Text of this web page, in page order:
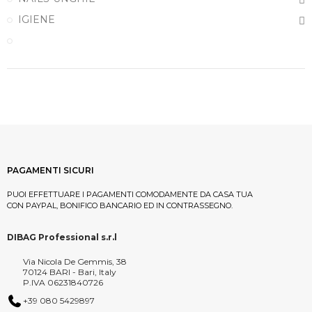
IGIENE
PAGAMENTI SICURI
PUOI EFFETTUARE I PAGAMENTI COMODAMENTE DA CASA TUA
CON PAYPAL, BONIFICO BANCARIO ED IN CONTRASSEGNO.
DIBAG Professional s.r.l
Via Nicola De Gemmis, 38
70124 BARI - Bari, Italy
P.IVA 06231840726
+39 080 5429897